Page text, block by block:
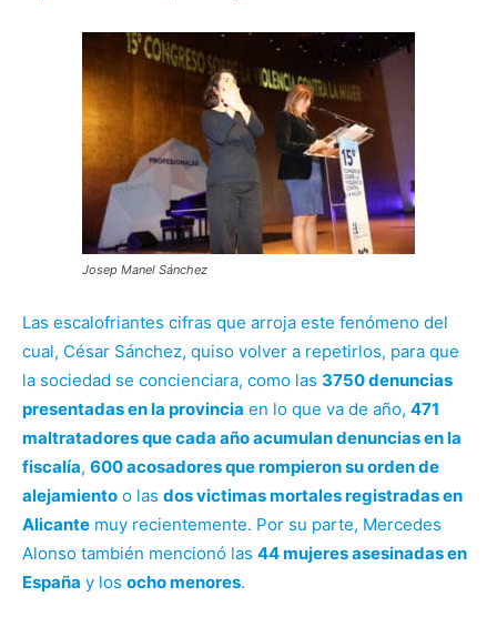
Josep Manel Sánchez
Las escalofriantes cifras que arroja este fenómeno del
cual, César Sánchez, quiso volver a repetirlos, para que
la sociedad se concienciara, como las 3750 denuncias
presentadas en la provincia en lo que va de año, 471
maltratadores que cada año acumulan denuncias en la
fiscalía, 600 acosadores que rompieron su orden de
alejamiento o las dos victimas mortales registradas en
Alicante muy recientemente. Por su parte, Mercedes
Alonso también mencionó las 44 mujeres asesinadas en
España y los ocho menores.